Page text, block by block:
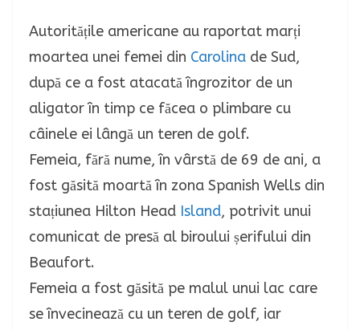
Autoritățile americane au raportat marți
moartea unei femei din Carolina de Sud,
după ce a fost atacată îngrozitor de un
aligator în timp ce făcea o plimbare cu
câinele ei lângă un teren de golf.
Femeia, fără nume, în vârstă de 69 de ani, a
fost găsită moartă în zona Spanish Wells din
stațiunea Hilton Head Island, potrivit unui
comunicat de presă al biroului șerifului din
Beaufort.
Femeia a fost găsită pe malul unui lac care
se învecinează cu un teren de golf, iar